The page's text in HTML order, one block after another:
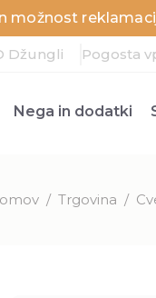
možnost
Džungli Pogosta
Nega in dodatki
/ Trgovina /